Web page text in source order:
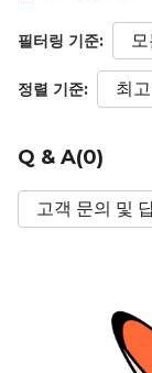
필터링 기준:
정렬 기준:
Q & A(0)